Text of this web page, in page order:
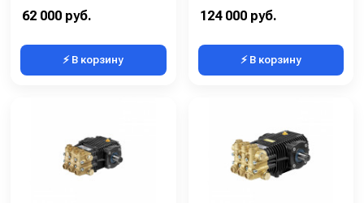
62 000 руб.
⚡ В корзину
124 000 руб.
⚡ В корзину